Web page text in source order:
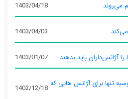
می‌روند 1403/04/18
1403/04/03
آژانس‌داران باید بدهند 1403/01/07
تنها برای آژانس‌ هایی که 1402/12/18